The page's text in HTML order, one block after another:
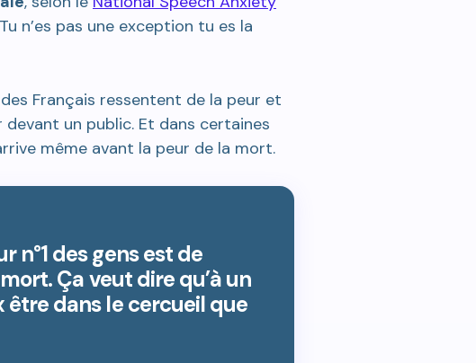
n’es pas une exception tu es la
Français ressentent de la peur et
un public. Et dans certaines
même avant la peur de la mort.
n°1 des gens est de
Ça veut dire qu’à un
dans le cercueil que